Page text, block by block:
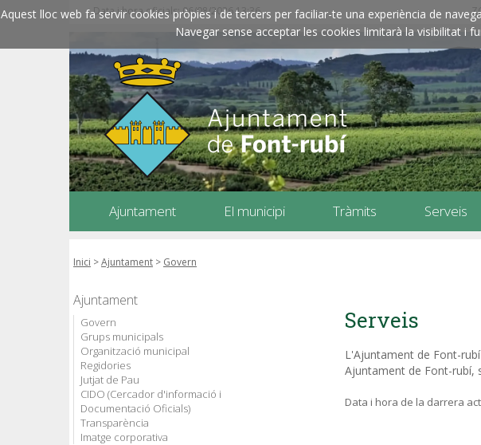
Aquest lloc web fa servir cookies pròpies i de tercers per faciliar-te una experiència de
Navegar sense acceptar les cookies limitarà la visibilitat i
Data i hora oficials: 06/08/2026 13:36
Ajuntament El municipi Tràmits Serveis
Inici >Ajuntament > Govern
Ajuntament
Govern
Grups municipals
Organització municipal
Regidories
Jutjat de Pau
CIDO (Cercador d'informació i
Documentació Oficials)
Transparència
Imatge corporativa
Serveis
L'Ajuntament de Font-
Ajuntament de Font-rubí,
Data i hora de la darrera